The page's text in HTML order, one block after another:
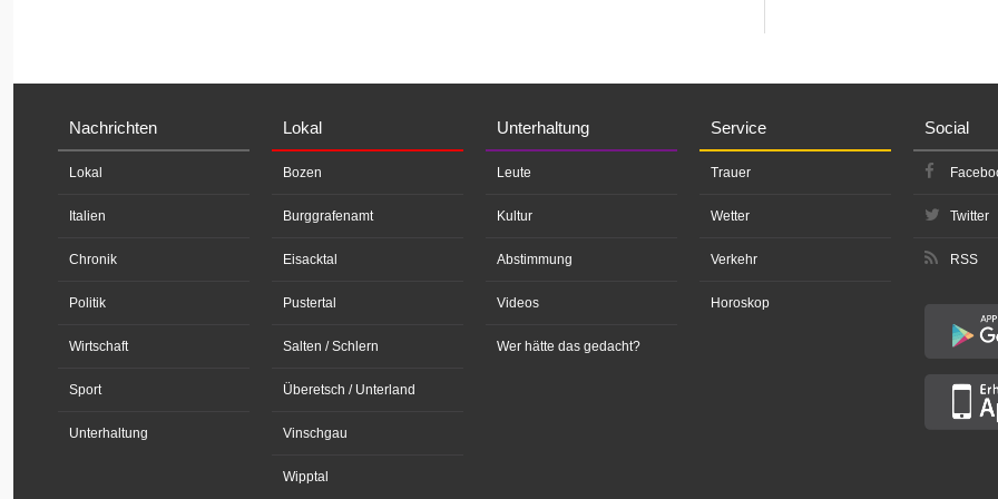
Nachrichten
Lokal
Italien
Chronik
Politik
Wirtschaft
Sport
Unterhaltung
Lokal
Bozen
Burggrafenamt
Eisacktal
Pustertal
Salten / Schlern
Überetsch / Unterland
Vinschgau
Wipptal
Unterhaltung
Leute
Kultur
Abstimmung
Videos
Wer hätte das gedacht?
Service
Trauer
Wetter
Verkehr
Horoskop
Social
Twitter
RSS